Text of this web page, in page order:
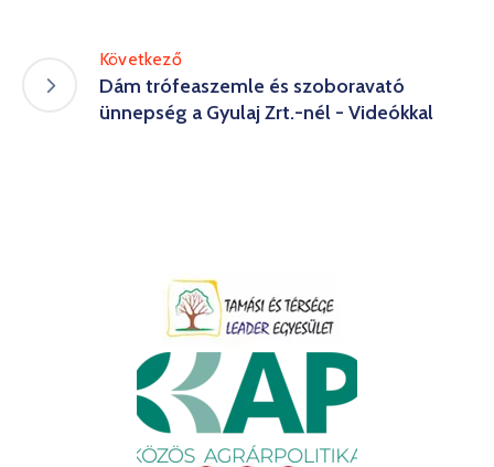
Következő
Dám trófeaszemle és szoboravató
ünnepség a Gyulaj Zrt.-nél - Videókkal